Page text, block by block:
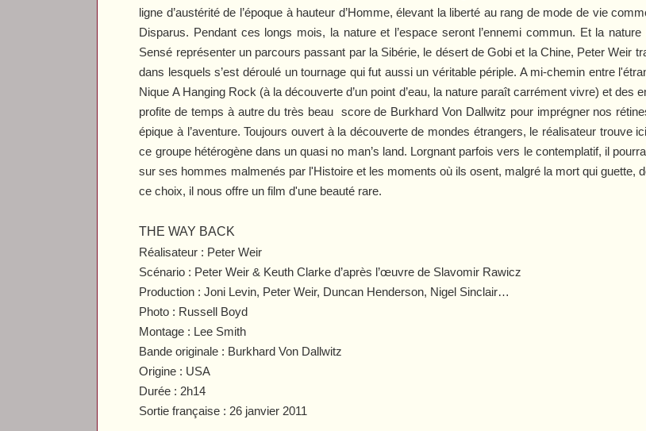
ligne d’austérité de l’époque à hauteur d’Homme, élevant la liberté au rang de mode de vie
Disparus. Pendant ces longs mois, la nature et l’espace seront l’ennemi commun. Et la
Sensé représenter un parcours passant par la Sibérie, le désert de Gobi et la Chine, Peter Weir
dans lesquels s’est déroulé un tournage qui fut aussi un véritable périple. A mi-chemin entre
Nique A Hanging Rock (à la découverte d’un point d’eau, la nature paraît carrément vivre) et
profite de temps à autre du très beau score de Burkhard Von Dallwitz pour imprégner nos
épique à l’aventure. Toujours ouvert à la découverte de mondes étrangers, le réalisateur trouve
ce groupe hétérogène dans un quasi no man’s land. Lorgnant parfois vers le contemplatif, il
sur ses hommes malmenés par l'Histoire et les moments où ils osent, malgré la mort qui guette,
ce choix, il nous offre un film d'une beauté rare.
THE WAY BACK
Réalisateur : Peter Weir
Scénario : Peter Weir & Keuth Clarke d’après l’œuvre de Slavomir Rawicz
Production : Joni Levin, Peter Weir, Duncan Henderson, Nigel Sinclair…
Photo : Russell Boyd
Montage : Lee Smith
Bande originale : Burkhard Von Dallwitz
Origine : USA
Durée : 2h14
Sortie française : 26 janvier 2011